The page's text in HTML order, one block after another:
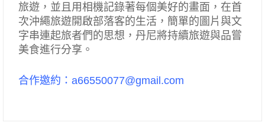
旅遊，並且用相機記錄著每個美好的畫面，在首
次沖繩旅遊開啟部落客的生活，簡單的圖片與文
字串連起旅者們的思想，丹尼將持續旅遊與品嘗
美食進行分享。
合作邀約：a66550077@gmail.com